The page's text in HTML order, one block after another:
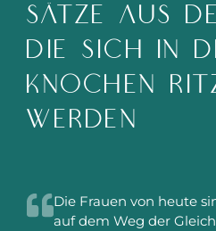
Sätze aus
die sich in
Knochen
werden
Die Frauen von heute
auf dem Weg der